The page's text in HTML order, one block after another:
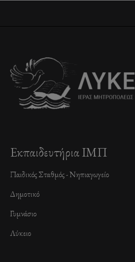
Εκπαιδευτήρια ΙΜΠ
Παιδικός Σταθμός - Νηπιαγωγείο
Δημοτικό
Γυμνάσιο
Λύκειο